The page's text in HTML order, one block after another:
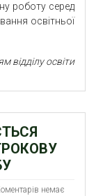
роботу серед
освітньої
відділу освіти
немає